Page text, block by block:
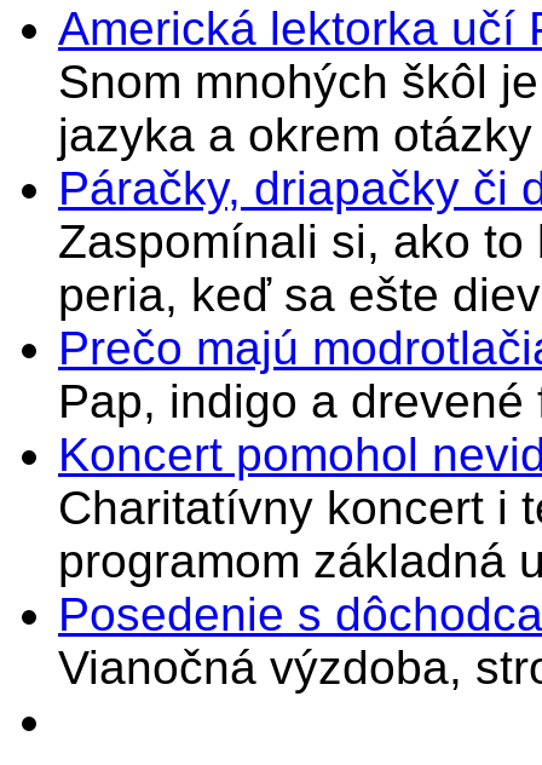
Americká lektorka učí
Snom mnohých škôl
jazyka a okrem
Páračky, driapačky či
Zaspomínali si, ako
peria, keď sa ešte
Prečo majú
Pap, indigo a drevené
Koncert pomohol
Charitatívny koncert i
programom základná
Posedenie s
Vianočná výzdoba,